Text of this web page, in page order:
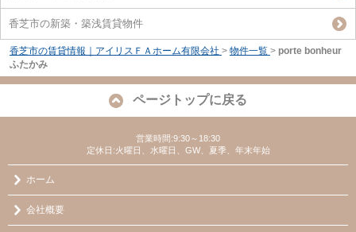
香芝市の新築・築浅賃貸物件
香芝市の賃貸情報｜アイリスＦＡホーム有限会社 > 物件一覧 > porte bonheur
ふたかみ
ページトップに戻る
営業時間:9:30～18:30
定休日:火曜日、水曜日、GW、夏季、年末年始
ホーム
会社概要